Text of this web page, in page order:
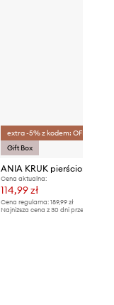
extra -5% z kodem: OFF*
Gift Box
Cena aktualna:
114,99 zł
Cena regularna: 189,99 zł
Najniższa cena z 30 dni przed obniżką: